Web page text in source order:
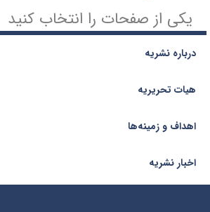
یکی از صفحات را انتخاب کنید
درباره نشریه
هیات تحریریه
اهداف و زمینه‌ها
اخبار نشریه